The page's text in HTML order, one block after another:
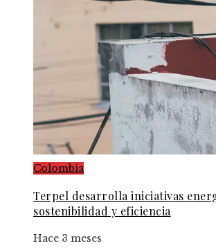
Colombia
Terpel desarrolla iniciativas
sostenibilidad y eficiencia
Hace 3 meses